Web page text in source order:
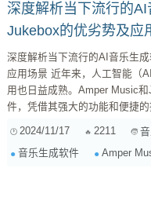
深度解析当下流行的
Jukebox的优劣势及应
深度解析当下流行的AI音乐生
应用场景 近年来，人工智能（AI）技术飞速发展，其在音乐创作领域的应
用也日益成熟。Amper Music
件，凭借其强大的功能和便捷
的关注。本文将对这两款软件
Music更像是一个专业的音乐创
2024/11/17 2211
音乐生成软件
Amper